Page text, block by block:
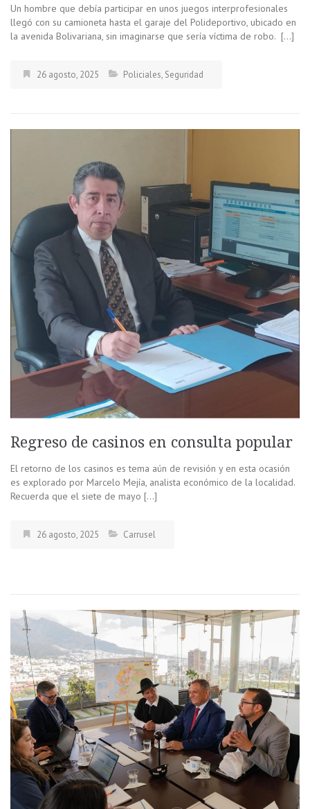
Un hombre que debía participar en unos juegos interprofesionales
llegó con su camioneta hasta el garaje del Polideportivo, ubicado en
la avenida Bolivariana, sin imaginarse que sería víctima de robo. […]
26 agosto, 2025 Policiales, Seguridad
Regreso de casinos en consulta popular
El retorno de los casinos es tema aún de revisión y en esta ocasión
es explorado por Marcelo Mejía, analista económico de la localidad.
Recuerda que el siete de mayo […]
26 agosto, 2025 Carrusel